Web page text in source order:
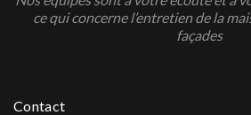
ce qui concerne l’entretien de la
façades
Contact